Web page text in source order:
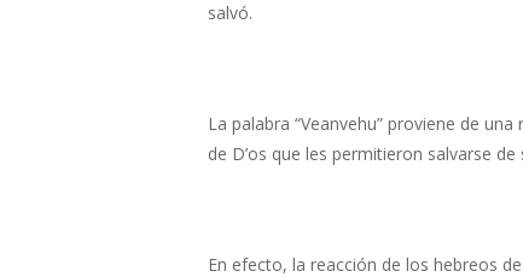
salvó.
La palabra “Veanvehu” proviene de
de D’os que les permitieron salvarse de
En efecto, la reacción de los hebreos